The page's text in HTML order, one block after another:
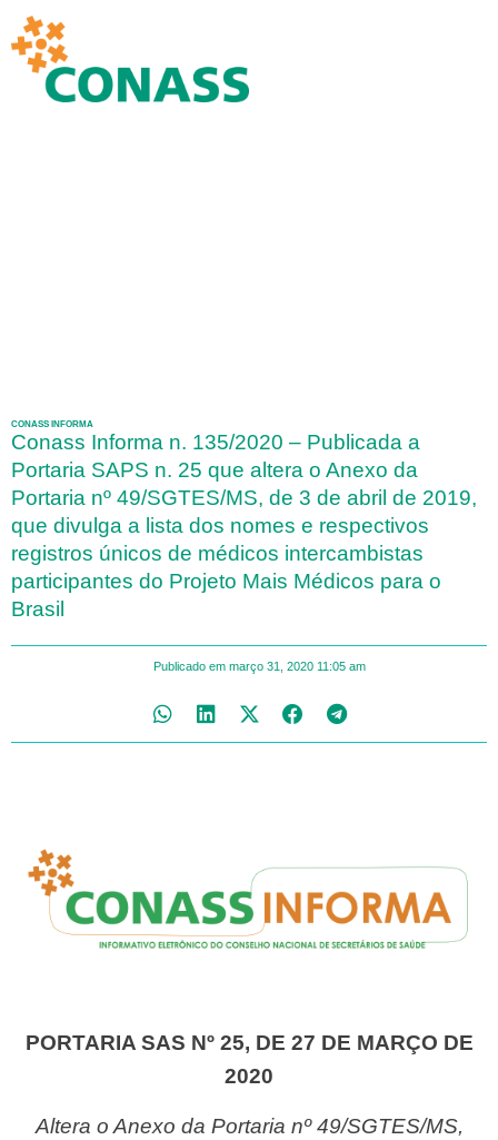
CONASS INFORMA
Conass Informa n. 135/2020 – Publicada a
Portaria SAPS n. 25 que altera o Anexo da
Portaria nº 49/SGTES/MS, de 3 de abril de 2019,
que divulga a lista dos nomes e respectivos
registros únicos de médicos intercambistas
participantes do Projeto Mais Médicos para o
Brasil
Publicado em março 31, 2020 11:05 am
PORTARIA SAS Nº 25, DE 27 DE MARÇO DE
2020
Altera o Anexo da Portaria nº 49/SGTES/MS,